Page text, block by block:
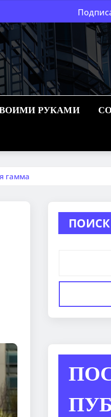
РУКАМИ
гамма
ПОИСК